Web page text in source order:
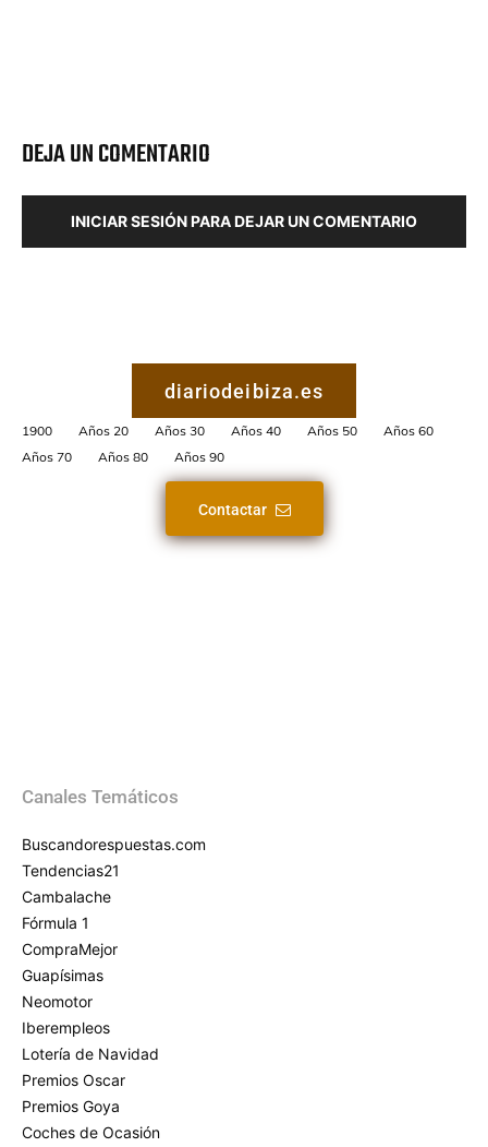
DEJA UN COMENTARIO
INICIAR SESIÓN PARA DEJAR UN COMENTARIO
diariodeibiza.es
1900 Años 20 Años 30 Años 40 Años 50
Años 60
Años 70
Años 80 Años 90
Contactar
Canales Temáticos
Buscandorespuestas.com
Tendencias21
Cambalache
Fórmula 1
CompraMejor
Guapísimas
Neomotor
Iberempleos
Lotería de Navidad
Premios Oscar
Premios Goya
Coches de Ocasión